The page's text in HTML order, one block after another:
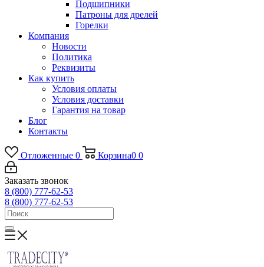
Подшипники
Патроны для дрелей
Горелки
Компания
Новости
Политика
Реквизиты
Как купить
Условия оплаты
Условия доставки
Гарантия на товар
Блог
Контакты
Отложенные 0 Корзина0 0
Заказать звонок
8 (800) 777-62-53
8 (800) 777-62-53